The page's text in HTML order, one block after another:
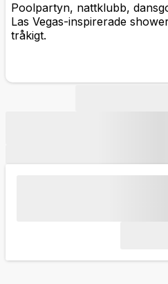
Poolpartyn, nattklubb,
Las Vegas-inspirerade
tråkigt.